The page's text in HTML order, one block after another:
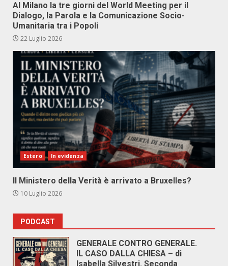
Al Milano la tre giorni del World Meeting per il
Dialogo, la Parola e la Comunicazione Socio-
Umanitaria tra i Popoli
22 Luglio 2026
Estero In evidenza
Il Ministero della Verità è arrivato a Bruxelles?
10 Luglio 2026
PODCAST
GENERALE CONTRO GENERALE.
IL CASO DALLA CHIESA – di
Isabella Silvestri. Seconda